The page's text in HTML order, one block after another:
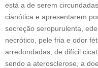
está a de serem
cianótica e apresentarem
secreção seropurulenta,
necrótico, pele fria e odor
arredondadas, de difícil
sendo a aterosclerose, a